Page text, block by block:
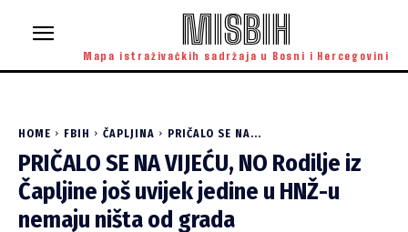
MISBIH
Mapa istraživačkih sadržaja u Bosni i Hercegovini
HOME FBIH ČAPLJINA PRIČALO SE NA...
PRIČALO SE NA VIJEĆU, NO Rodilje iz
Čapljine još uvijek jedine u HNŽ-u
nemaju ništa od grada